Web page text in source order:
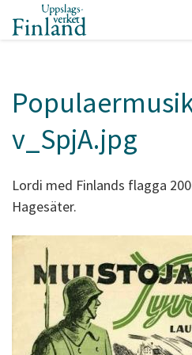
v_SpjA.jpg
Lordi med Finlands flagga
Hagesäter.